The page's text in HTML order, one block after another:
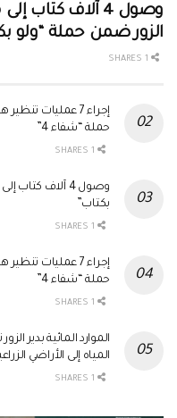
وصول 4 آلاف كتاب
الزور ضمن حملة “ولو
إجراء 7 عمليات
حملة “شفاء 4”
وصول 4 آلاف
بكتاب”
إجراء 7 عمليات
حملة “شفاء 4”
الموارد المائية بدير
المياه إلى الأراضي